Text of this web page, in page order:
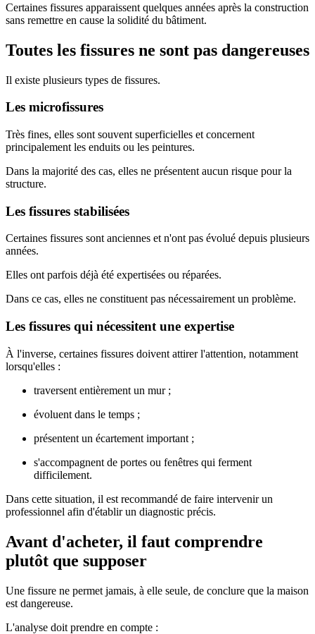
Certaines fissures apparaissent quelques années après la construction
sans remettre en cause la solidité du bâtiment.
Toutes les fissures ne sont pas dangereuses
Il existe plusieurs types de fissures.
Les microfissures
Très fines, elles sont souvent superficielles et concernent
principalement les enduits ou les peintures.
Dans la majorité des cas, elles ne présentent aucun risque pour la
structure.
Les fissures stabilisées
Certaines fissures sont anciennes et n'ont pas évolué depuis plusieurs
années.
Elles ont parfois déjà été expertisées ou réparées.
Dans ce cas, elles ne constituent pas nécessairement un problème.
Les fissures qui nécessitent une expertise
À l'inverse, certaines fissures doivent attirer l'attention, notamment
lorsqu'elles :
traversent entièrement un mur ;
évoluent dans le temps ;
présentent un écartement important ;
s'accompagnent de portes ou fenêtres qui ferment
difficilement.
Dans cette situation, il est recommandé de faire intervenir un
professionnel afin d'établir un diagnostic précis.
Avant d'acheter, il faut comprendre
plutôt que supposer
Une fissure ne permet jamais, à elle seule, de conclure que la maison
est dangereuse.
L'analyse doit prendre en compte :